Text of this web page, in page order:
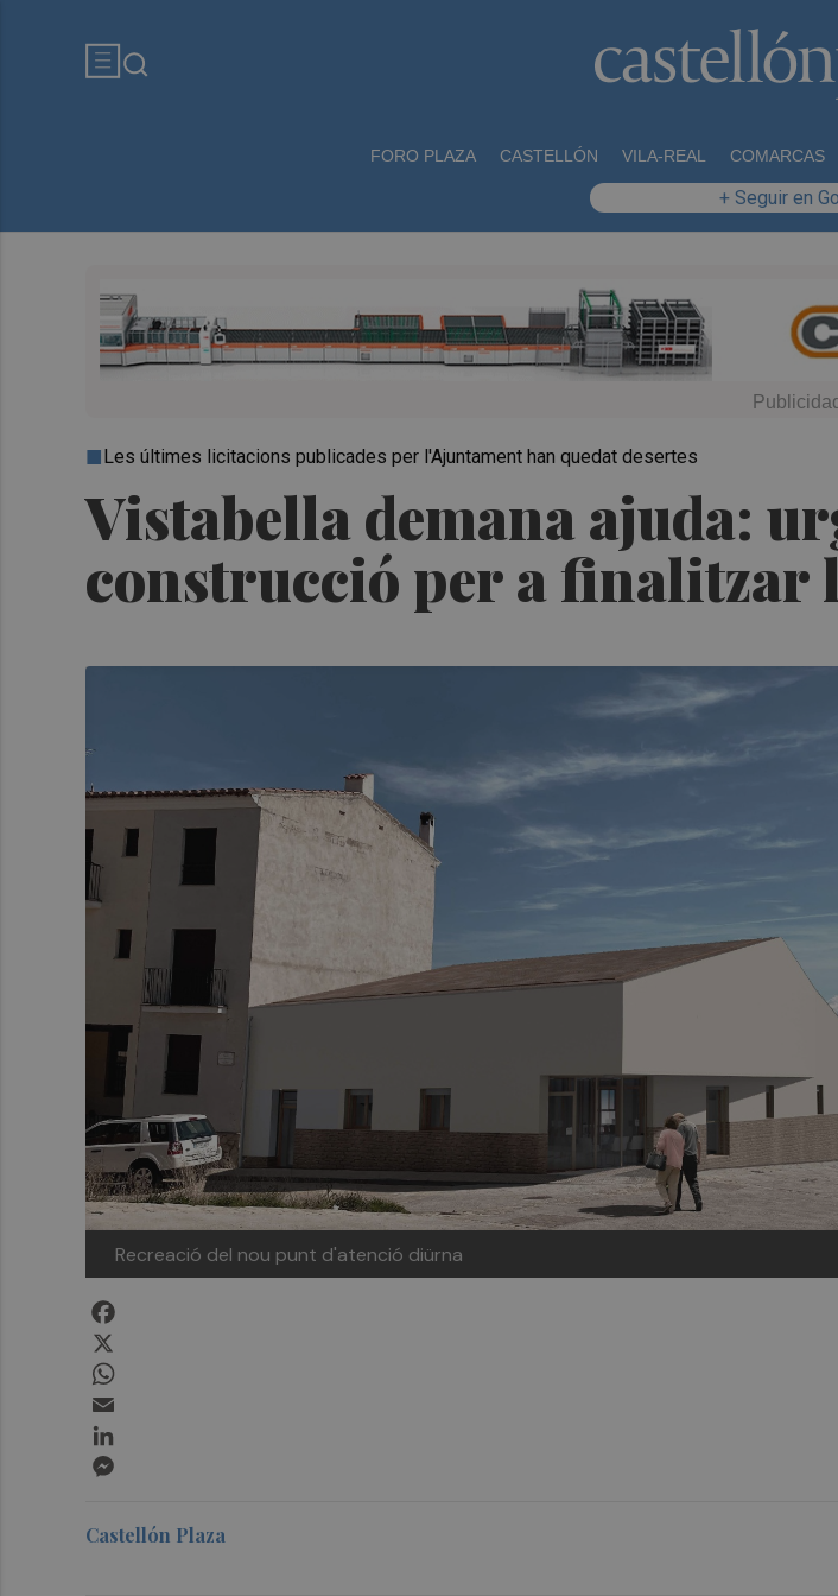
FORO PLAZA CASTELLÓN VILA-REAL COMARCAS
+ Seguir en
Vistabella demana ajuda:
construcció per a finalitzar
Les últimes licitacions publicades per l'Ajuntament han quedat desertes
Recreació del nou punt d'atenció diürna
Castellón Plaza